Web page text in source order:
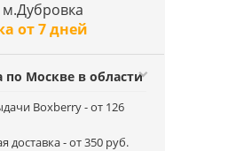
от 7 дней
по Москве в области
Boxberry - от 126
доставка - от 350 руб.